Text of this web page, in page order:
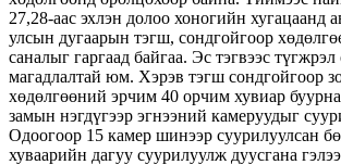
27,28-аас эхлэн долоо хоногийн хугацаанд
улсын дугаарын тэгш, сондгойгоор
саналыг гаргаад байгаа. Эс тэгвээс
магадлалтай юм. Хэрэв тэгш сондгойгоор
хөдөлгөөний эрчим 40 орчим хувиар
замын нэгдүгээр эгнээний камеруудыг
Одоогоор 15 камер шинээр суурилуулсан
хуваарийн дагуу суурилуулж дуусгана